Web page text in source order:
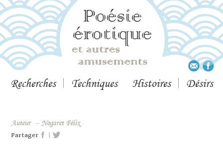
Recherches Techniques Histoires Désirs
Auteur – Nogaret Félix
Partager |